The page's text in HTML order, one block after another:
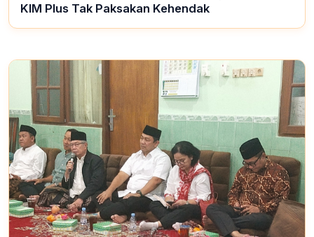
KIM Plus Tak Paksakan Kehendak